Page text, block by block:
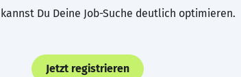
Du Deine Job-Suche deutlich optimieren.
Jetzt registrieren